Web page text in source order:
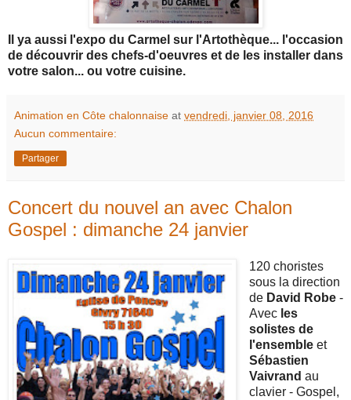
Il ya aussi l'expo du Carmel sur l'Artothèque... l'occasion
de découvrir des chefs-d'oeuvres et de les installer dans
votre salon... ou votre cuisine.
Animation en Côte chalonnaise at vendredi, janvier 08, 2016
Aucun commentaire:
Partager
Concert du nouvel an avec Chalon
Gospel : dimanche 24 janvier
120 choristes
sous la direction
de David Robe-
Avec les
solistes de
l'ensembleet
Sébastien
Vaivrand au
clavier - Gospel,